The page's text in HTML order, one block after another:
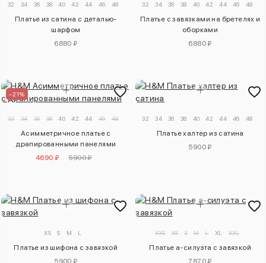
32 34 36 38 40 42 44 46 48
Платье из сатина с деталью-
шарфом
6880 ₽
32 34 36 38 40 42 44 46 48
Платье с завязками на бретелях и
оборками
6880 ₽
–21%
32 34 36 38 40 42 44 46 48
Асимметричное платье с
драпированными панелями
4690 ₽
5900 ₽
32 34 36 38 40 42 44 46 48
Платье халтер из сатина
5900 ₽
XS S M L
Платье из шифона с завязкой
5900 ₽
XXS XS S M L XL XXL
Платье а-силуэта с завязкой
7870 ₽